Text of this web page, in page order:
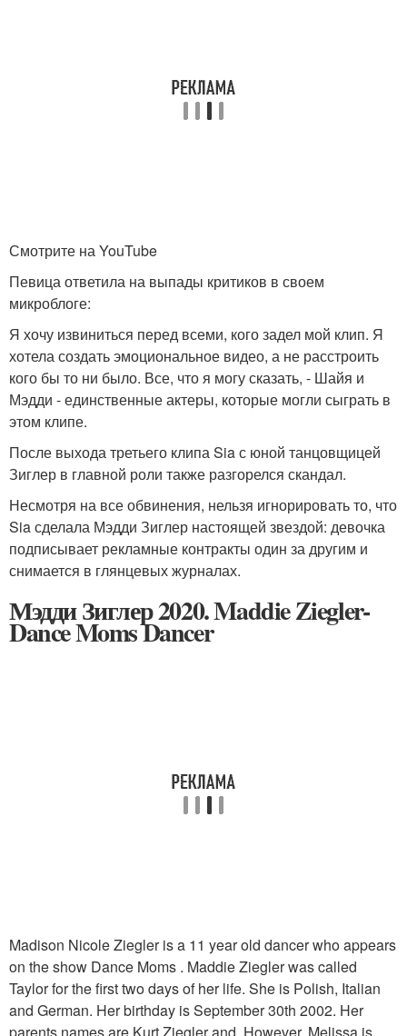
Смотрите на YouTube
Певица ответила на выпады критиков в своем
микроблоге:
Я хочу извиниться перед всеми, кого задел мой клип. Я
хотела создать эмоциональное видео, а не расстроить
кого бы то ни было. Все, что я могу сказать, - Шайя и
Мэдди - единственные актеры, которые могли сыграть в
этом клипе.
После выхода третьего клипа Sia с юной танцовщицей
Зиглер в главной роли также разгорелся скандал.
Несмотря на все обвинения, нельзя игнорировать то, что
Sia сделала Мэдди Зиглер настоящей звездой: девочка
подписывает рекламные контракты один за другим и
снимается в глянцевых журналах.
Мэдди Зиглер 2020. Maddie Ziegler-
Dance Moms Dancer
Madison Nicole Ziegler is a 11 year old dancer who appears
on the show Dance Moms . Maddie Ziegler was called
Taylor for the first two days of her life. She is Polish, Italian
and German. Her birthday is September 30th 2002. Her